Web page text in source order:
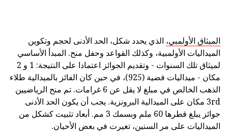
الميثاق الأولمبي، الذي يحدد شكل، الحد الأدنى لحجم وتكوين
الميداليات الأولمبية، وكذلك القواعد وحفل منح. المبدأ الأساسي
لميثاق تلك السنوات - وتقديم الجوائز اعتمادا على النتيجة: 1 و 2
مكان - ميداليات فضية (925)، في حين كان الفائز بالميدالية طلاء
الذهب الخالص في مبلغ لا يقل عن 6 غرامات. تم منح الرياضيين
3rd مكان على الميدالية البرونزية. يجب أن يكون الحد الأدنى
جوائز يبلغ قطرها 60 ملم وبسمك 3 مم. أبعاد تثبيت كشكل من
الميداليات على مر السنين، تغيرت في بعض الأحيان.